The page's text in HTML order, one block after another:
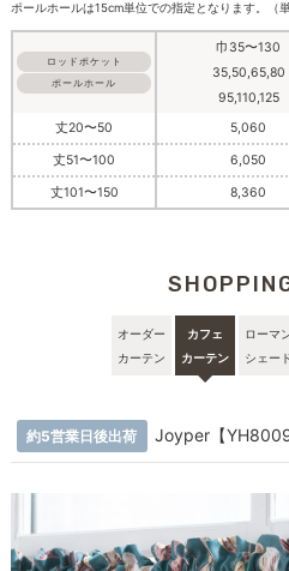
ポールホールは15cm単位での指定となります。（単
ロッドポケット
ポールホール
巾35〜130
35,50,65,80
95,110,125
丈20〜50
5,060
丈51〜100 6,050
丈101〜150 8,360
オーダー
カーテン
カフェ
カーテン
ローマ
シェー
約5営業日後出荷 Joyper【